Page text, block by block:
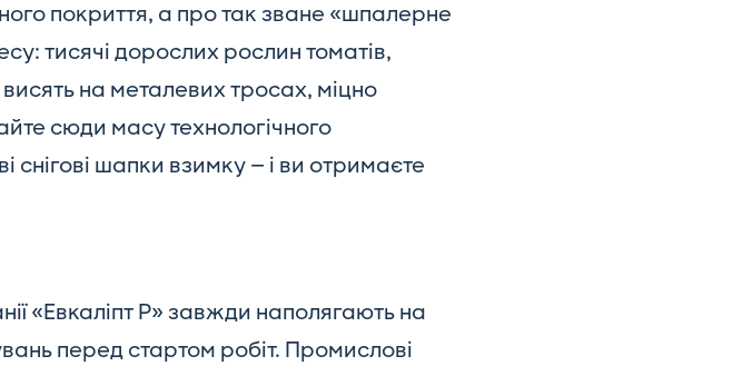
покриття, а про так зване «шпалерне
тисячі дорослих рослин томатів,
на металевих тросах, міцно
сюди масу технологічного
снігові шапки взимку — і ви отримаєте
«Евкаліпт Р» завжди наполягають на
перед стартом робіт. Промислові